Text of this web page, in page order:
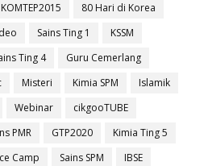
KOMTEP2015
80 Hari di Korea
Sains Ting 1
KSSM
Ting 4
Guru Cemerlang
Misteri Kimia SPM
Islamik
Webinar
cikgooTUBE
PMR GTP2020
Kimia Ting 5
Camp Sains SPM
IBSE